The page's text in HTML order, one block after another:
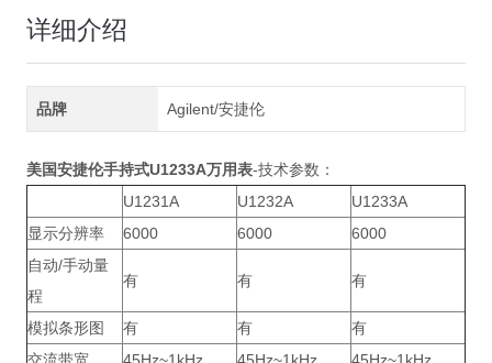
详细介绍
品牌 Agilent/安捷伦
美国安捷伦手持式U1233A万用表-技术参数：
U1231A
U1232A
U1233A
显示分辨率
6000 6000
6000
自动/手动量
程
有 有 有
模拟条形图 有 有
有